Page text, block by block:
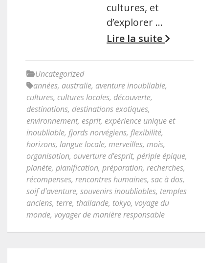
cultures, et
d’explorer …
Lire la suite
Uncategorized
années, australie, aventure inoubliable,
cultures, cultures locales, découverte,
destinations, destinations exotiques,
environnement, esprit, expérience unique et
inoubliable, fjords norvégiens, flexibilité,
horizons, langue locale, merveilles, mois,
organisation, ouverture d'esprit, périple épique,
planète, planification, préparation, recherches,
récompenses, rencontres humaines, sac à dos,
soif d'aventure, souvenirs inoubliables, temples
anciens, terre, thaïlande, tokyo, voyage du
monde, voyager de manière responsable